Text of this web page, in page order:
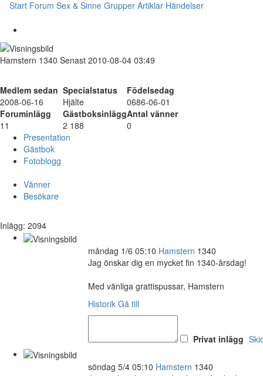
Start Forum Sex & Sinne Grupper Artiklar Händelser
Hamstern 1340 Senast 2010-08-04 03:49
Medlem sedan Specialstatus
Födelsedag
2008-06-16
Hjälte
0686-06-01
Foruminlägg
GästboksinläggAntal vänner
11
2 188
0
Presentation
Gästbok
Fotoblogg
Vänner
Besökare
Inlägg: 2094
måndag 1/6 05:10 Hamstern 1340
Jag önskar dig en mycket fin 1340-årsdag!
Med vänliga grattispussar, Hamstern
Historik Gå till
Privat inlägg
söndag 5/4 05:10 Hamstern 1340